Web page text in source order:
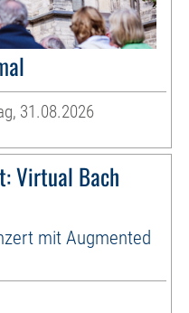
31.08.2026
Virtual Bach
mit Augmented